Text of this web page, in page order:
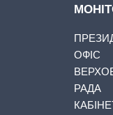
ОФІС
РАДА